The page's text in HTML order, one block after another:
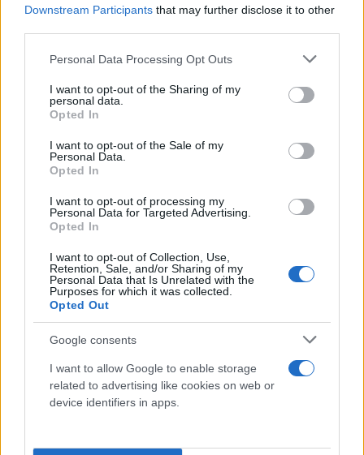
Downstream Participants that may further disclose it to other
Please note that this website/app uses one or more Google
not limited to your visit or usage behaviour. You may click to
grant or deny consent to Google and its third-party tags to
use your data for below specified purposes in below Google
consent section.
Personal Data Processing Opt Outs
I want to opt-out of the Sharing of my
personal data.
Opted In
I want to opt-out of the Sale of my
Personal Data.
Opted In
I want to opt-out of processing my
Personal Data for Targeted Advertising.
Opted In
I want to opt-out of Collection, Use,
Retention, Sale, and/or Sharing of my
Personal Data that Is Unrelated with the
Purposes for which it was collected.
Opted Out
Google consents
I want to allow Google to enable storage
related to advertising like cookies on web or
device identifiers in apps.